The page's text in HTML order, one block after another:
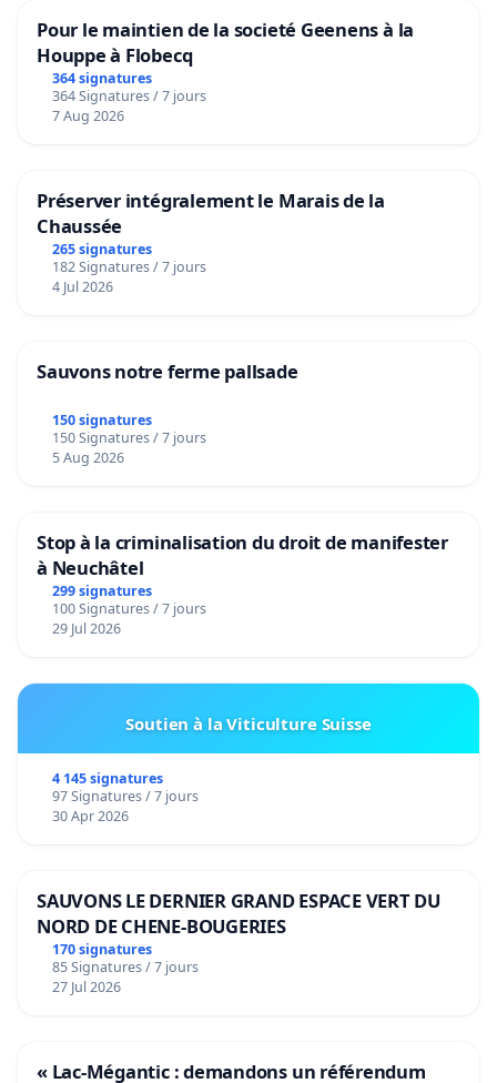
Pour le maintien de la societé Geenens à la
Houppe à Flobecq
364 signatures
364 Signatures / 7 jours
7 Aug 2026
Préserver intégralement le Marais de la
Chaussée
265 signatures
182 Signatures / 7 jours
4 Jul 2026
Sauvons notre ferme pallsade
150 signatures
150 Signatures / 7 jours
5 Aug 2026
Stop à la criminalisation du droit de manifester
à Neuchâtel
299 signatures
100 Signatures / 7 jours
29 Jul 2026
Soutien à la Viticulture Suisse
4 145 signatures
97 Signatures / 7 jours
30 Apr 2026
SAUVONS LE DERNIER GRAND ESPACE VERT DU
NORD DE CHENE-BOUGERIES
170 signatures
85 Signatures / 7 jours
27 Jul 2026
« Lac-Mégantic : demandons un référendum